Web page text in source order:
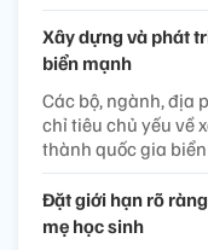
Xây dựng và phát
biển mạnh
Các bộ, ngành, địa
chỉ tiêu chủ yếu về
thành quốc gia
Đặt giới hạn rõ
mẹ học sinh